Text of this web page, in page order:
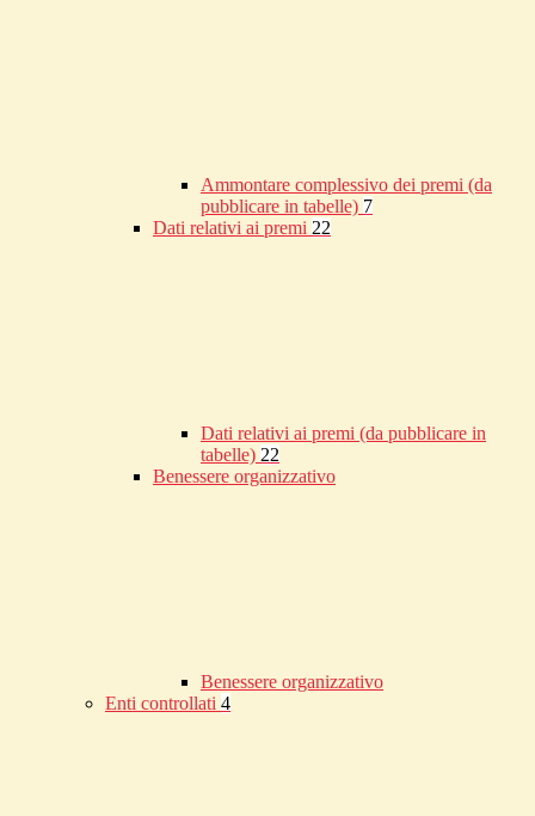
Ammontare complessivo dei premi (da
pubblicare in tabelle) 7
Dati relativi ai premi 22
Dati relativi ai premi (da pubblicare in
tabelle) 22
Benessere organizzativo
Benessere organizzativo
Enti controllati 4